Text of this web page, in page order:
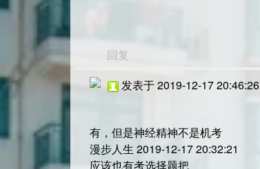
回复
发表于 2019-12-17 20:46:26
有，但是神经精神不是机考
漫步人生 2019-12-17 20:32:21
应该也有考选择题把